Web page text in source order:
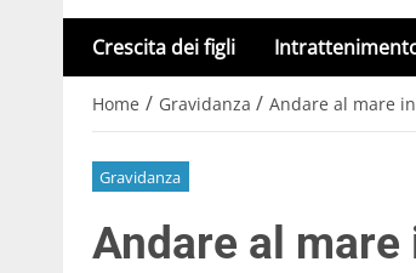
Crescita dei figli
Home / Gravidanza / Andare al mare
Gravidanza
Andare al